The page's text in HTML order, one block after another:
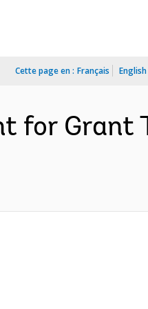
Cette page en : Français English
for Grant